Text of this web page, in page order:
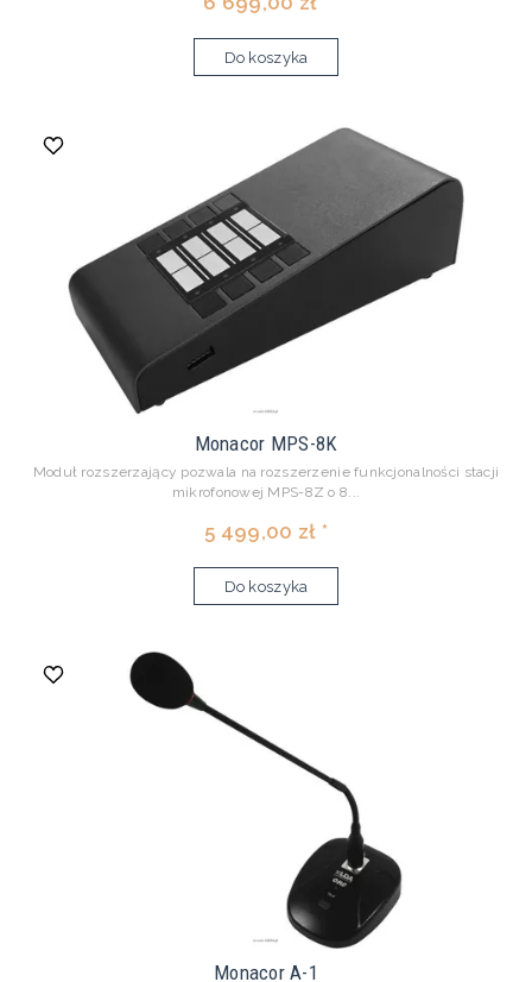
Do koszyka
Monacor MPS-8K
Moduł rozszerzający pozwala na rozszerzenie funkcjonalności stacji
mikrofonowej MPS-8Z o 8...
5 499,00 zł *
Do koszyka
Monacor A-1